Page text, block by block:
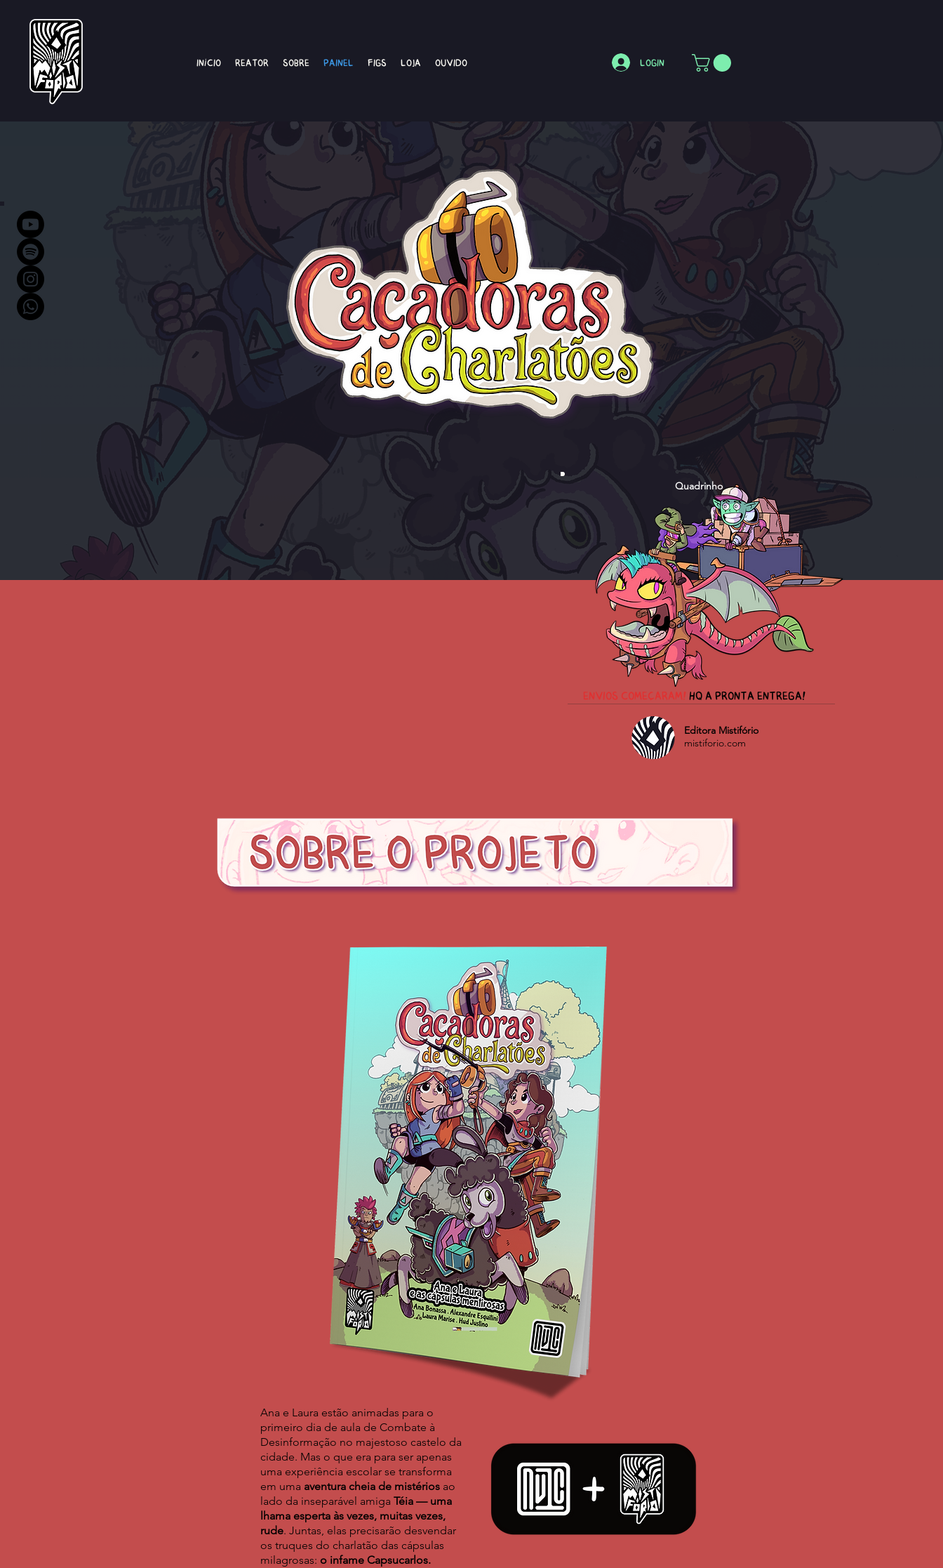
Início Reator Sobre Painel Figs Loja Ouvido Login
Quadrinho
envios começaram! HQ a pronta entrega!
Editora Mistifório
mistiforio.com
Ana e Laura estão animadas para o
primeiro dia de aula de Combate à
Desinformação no majestoso castelo da
cidade. Mas o que era para ser apenas
uma experiência escolar se transforma
em uma aventura cheia de mistérios ao
lado da inseparável amiga Téia — uma
lhama esperta às vezes, muitas vezes,
rude. Juntas, elas precisarão desvendar
os truques do charlatão das cápsulas
milagrosas: o infame Capsucarlos.